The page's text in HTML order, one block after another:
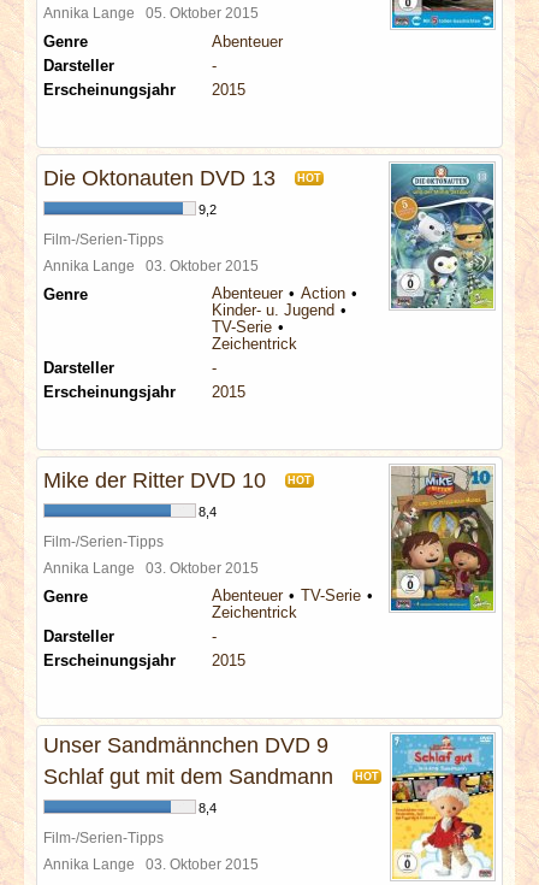
Annika Lange 05. Oktober 2015
Genre
Abenteuer
Darsteller
-
Erscheinungsjahr
2015
Die Oktonauten DVD 13 HOT
9,2
Film-/Serien-Tipps
Annika Lange 03. Oktober 2015
Genre Abenteuer
Action
Kinder- u. Jugend
TV-Serie
Zeichentrick
Darsteller
-
Erscheinungsjahr
2015
Mike der Ritter DVD 10 HOT
8,4
Film-/Serien-Tipps
Annika Lange 03. Oktober 2015
Genre Abenteuer
TV-Serie
Zeichentrick
Darsteller
-
Erscheinungsjahr
2015
Unser Sandmännchen DVD 9
Schlaf gut mit dem Sandmann
HOT
8,4
Film-/Serien-Tipps
Annika Lange 03. Oktober 2015